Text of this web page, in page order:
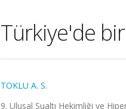
Türkiye'de bir
TOKLU A. S.
9. Ulusal Sualtı Hekimliği ve